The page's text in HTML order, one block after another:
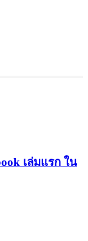
เล่มแรก ใน